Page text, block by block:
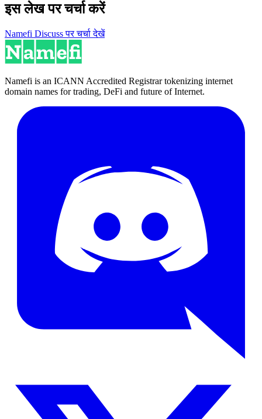
इस लेख पर चर्चा करें
Namefi Discuss पर चर्चा देखें
Namefi is an ICANN Accredited Registrar tokenizing internet
domain names for trading, DeFi and future of Internet.